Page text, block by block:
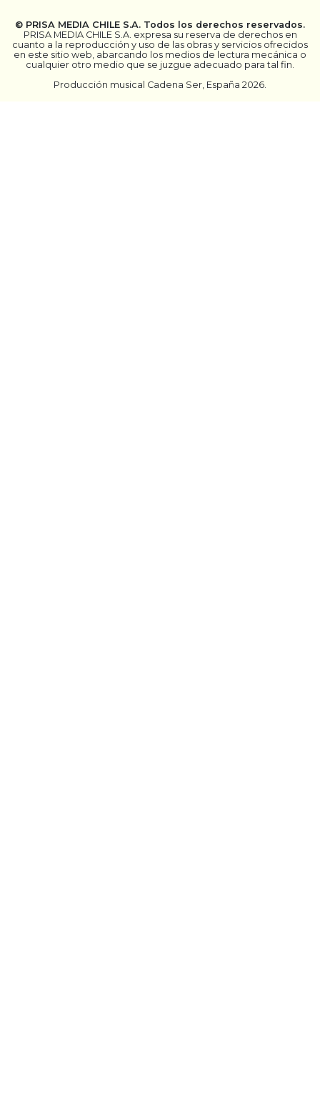
© PRISA MEDIA CHILE S.A. Todos los derechos reservados.
PRISA MEDIA CHILE S.A. expresa su reserva de derechos en
cuanto a la reproducción y uso de las obras y servicios ofrecidos
en este sitio web, abarcando los medios de lectura mecánica o
cualquier otro medio que se juzgue adecuado para tal fin.
Producción musical Cadena Ser, España 2026.